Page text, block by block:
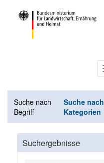
Suche nach
Begriff
Suche nach
Kategorien
Suchergebnisse